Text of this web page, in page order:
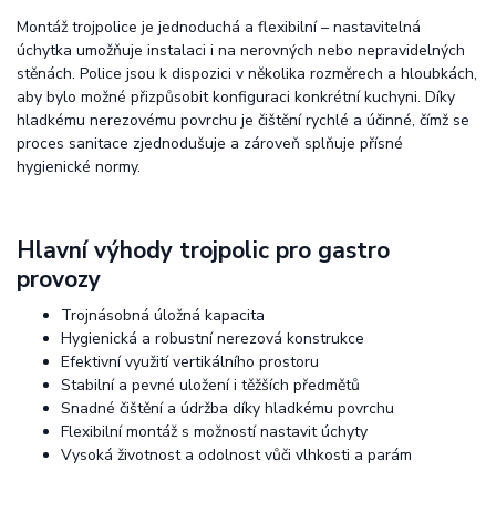
Montáž trojpolice je jednoduchá a flexibilní – nastavitelná
úchytka umožňuje instalaci i na nerovných nebo nepravidelných
stěnách. Police jsou k dispozici v několika rozměrech a hloubkách,
aby bylo možné přizpůsobit konfiguraci konkrétní kuchyni. Díky
hladkému nerezovému povrchu je čištění rychlé a účinné, čímž se
proces sanitace zjednodušuje a zároveň splňuje přísné
hygienické normy.
Hlavní výhody trojpolic pro gastro
provozy
Trojnásobná úložná kapacita
Hygienická a robustní nerezová konstrukce
Efektivní využití vertikálního prostoru
Stabilní a pevné uložení i těžších předmětů
Snadné čištění a údržba díky hladkému povrchu
Flexibilní montáž s možností nastavit úchyty
Vysoká životnost a odolnost vůči vlhkosti a parám